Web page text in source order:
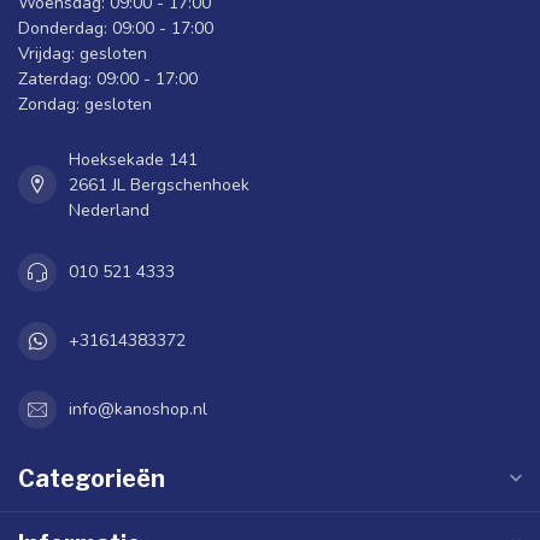
Donderdag: 09:00 - 17:00
Vrijdag: gesloten
Zaterdag: 09:00 - 17:00
Zondag: gesloten
Hoeksekade 141
2661 JL Bergschenhoek
Nederland
010 521 4333
+31614383372
info@kanoshop.nl
Categorieën